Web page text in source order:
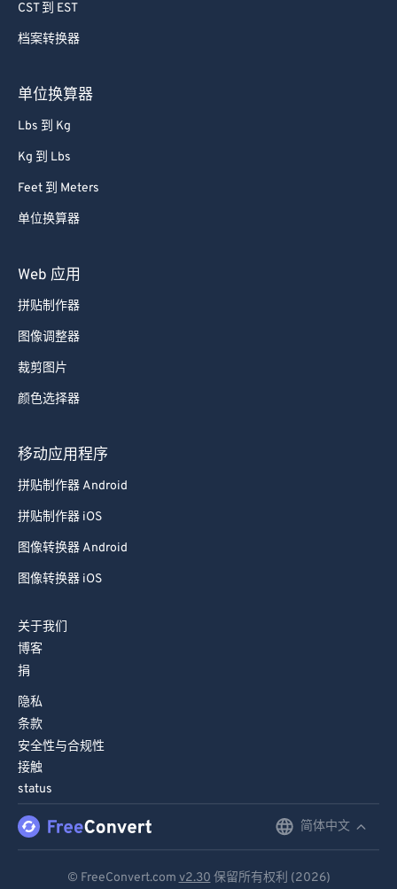
CST 到 EST
档案转换器
单位换算器
Lbs 到 Kg
Kg 到 Lbs
Feet 到 Meters
单位换算器
Web 应用
拼贴制作器
图像调整器
裁剪图片
颜色选择器
移动应用程序
拼贴制作器 Android
拼贴制作器 iOS
图像转换器 Android
图像转换器 iOS
关于我们
博客
捐
隐私
条款
安全性与合规性
接触
status
简体中文
© FreeConvert.com v2.30 保留所有权利 (2026)